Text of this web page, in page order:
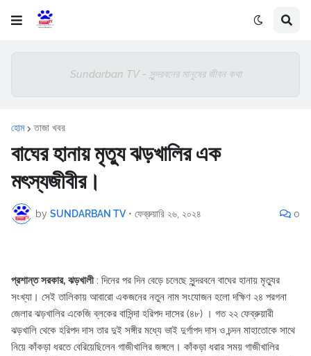
Sundarban TV - সুন্দরবনের মানুষের জীবন কথা
হোম তাজা খবর
বাঘের হানায় মৃত্যু ঝড়খালির এক
মৎস্যজীবীর।
by SUNDARBAN TV • ফেব্রুয়ারি ২৬, ২০২৪ 0
প্রশান্ত সরকার, ঝড়খালী: দিনের পর দিন বেড়ে চলেছে সুন্দরবনে বাঘের হানায় মৃত্যুর
সংখ্যা। সেই তালিকায় আবারো একজনের নতুন নাম সংযোজন হলো দক্ষিণ ২৪ পরগনা
জেলার ঝড়খালির একেজি ব্লকের বাসিন্দা হরিপদ দাসের (৪৮) । গত ২২ ফেব্রুয়ারী
ঝড়খালি থেকে হরিপদ দাস তার দুই সঙ্গীর মধ্যে ভাই দুর্গাপদ দাস ও চন্দন মাহাতোকে সাথে
নিয়ে কাঁকড়া ধরতে বেরিয়েছিলেন গাজীখালির জঙ্গলে। কাঁকড়া ধরার সময় গাজীখালির